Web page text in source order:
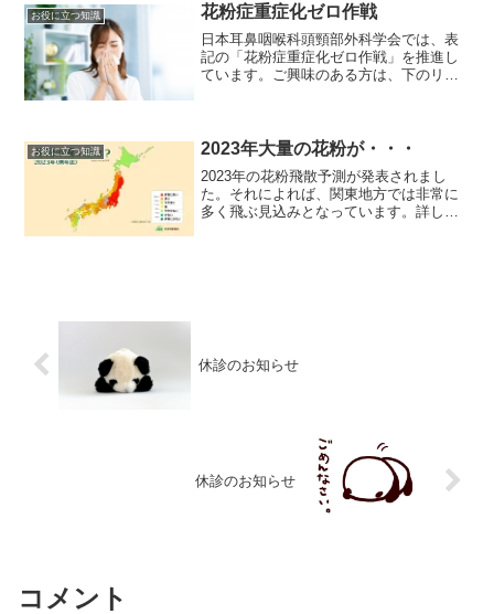
お役に立つ知識 花粉症重症化ゼロ作戦
日本耳鼻咽喉科頭頸部外科学会では、表
記の「花粉症重症化ゼロ作戦」を推進し
ています。ご興味のある方は、下のリン
お役に立つ知識 2023年大量の花粉が・・・
2023年の花粉飛散予測が発表されまし
た。それによれば、関東地方では非常に
多く飛ぶ見込みとなっています。詳しい
休診のお知らせ
休診のお知らせ
コメント